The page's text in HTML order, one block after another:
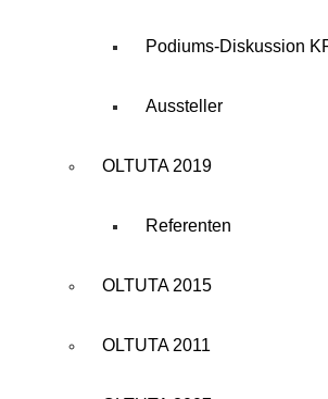
Podiums-Diskussion
Aussteller
OLTUTA 2019
Referenten
OLTUTA 2015
OLTUTA 2011